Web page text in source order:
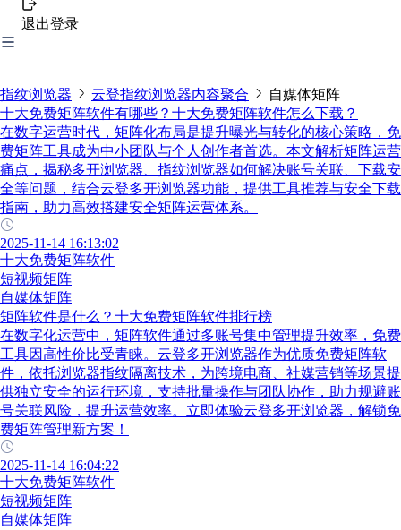
退出登录
指纹浏览器 云登指纹浏览器内容聚合
自媒体矩阵
十大免费矩阵软件有哪些？十大免费矩阵软件怎么下载？
在数字运营时代，矩阵化布局是提升曝光与转化的核心策略，免
费矩阵工具成为中小团队与个人创作者首选。本文解析矩阵运营
痛点，揭秘多开浏览器、指纹浏览器如何解决账号关联、下载安
全等问题，结合云登多开浏览器功能，提供工具推荐与安全下载
指南，助力高效搭建安全矩阵运营体系。
2025-11-14 16:13:02
十大免费矩阵软件
短视频矩阵
自媒体矩阵
矩阵软件是什么？十大免费矩阵软件排行榜
在数字化运营中，矩阵软件通过多账号集中管理提升效率，免费
工具因高性价比受青睐。云登多开浏览器作为优质免费矩阵软
件，依托浏览器指纹隔离技术，为跨境电商、社媒营销等场景提
供独立安全的运行环境，支持批量操作与团队协作，助力规避账
号关联风险，提升运营效率。立即体验云登多开浏览器，解锁免
费矩阵管理新方案！
2025-11-14 16:04:22
十大免费矩阵软件
短视频矩阵
自媒体矩阵